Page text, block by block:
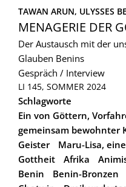
TAWAN ARUN, ULYSSES
MENAGERIE DER
Der Austausch mit der
Glauben Benins
Gespräch / Interview
LI 145, SOMMER 2024
Schlagworte
Ein von Göttern,
gemeinsam bewohnter
Geister
Maru-Lisa,
Gottheit
Afrika
Benin
Benin-Bronzen